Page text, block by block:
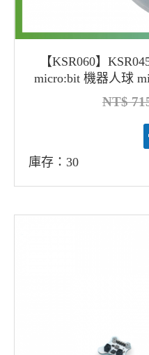
【KSR060】
micro:bit 機器人球
庫存：30